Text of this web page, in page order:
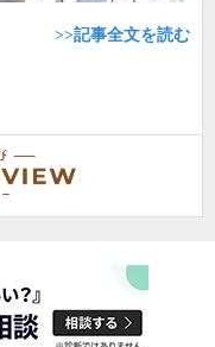
>>記事全文を読む